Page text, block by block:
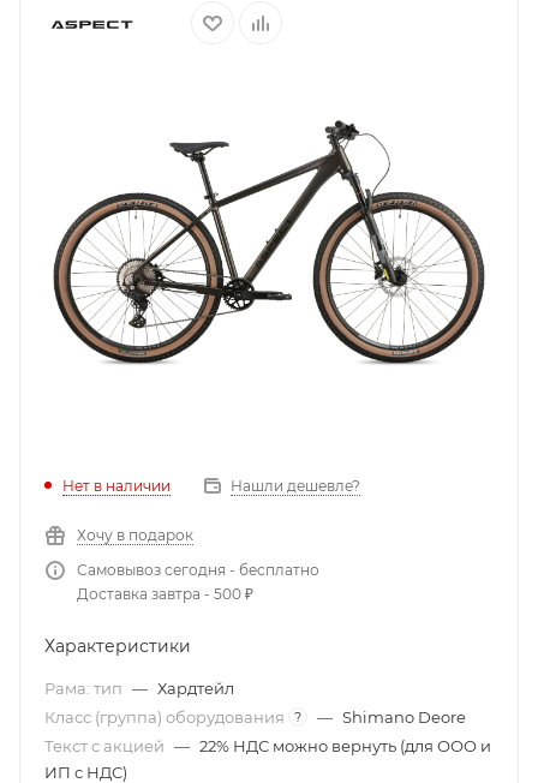
Нет в наличии Нашли дешевле?
Хочу в подарок
Самовывоз сегодня - бесплатно
Доставка завтра - 500 ₽
Характеристики
Рама: тип — Хардтейл
Класс (группа) оборудования
? — Shimano Deore
Текст с акцией — 22% НДС можно вернуть (для ООО и
ИП с НДС)